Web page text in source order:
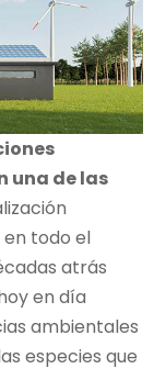
una de las
todo el
atrás
en día
ambientales
especies que